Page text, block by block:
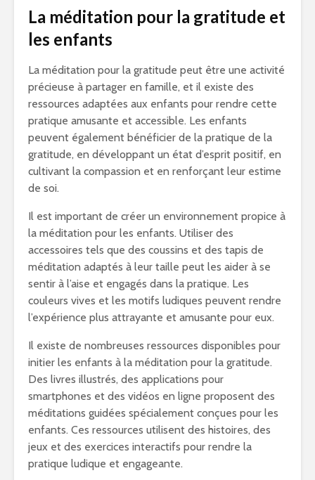
La méditation pour la gratitude et
les enfants
La méditation pour la gratitude peut être une activité
précieuse à partager en famille, et il existe des
ressources adaptées aux enfants pour rendre cette
pratique amusante et accessible. Les enfants
peuvent également bénéficier de la pratique de la
gratitude, en développant un état d’esprit positif, en
cultivant la compassion et en renforçant leur estime
de soi.
Il est important de créer un environnement propice à
la méditation pour les enfants. Utiliser des
accessoires tels que des coussins et des tapis de
méditation adaptés à leur taille peut les aider à se
sentir à l’aise et engagés dans la pratique. Les
couleurs vives et les motifs ludiques peuvent rendre
l’expérience plus attrayante et amusante pour eux.
Il existe de nombreuses ressources disponibles pour
initier les enfants à la méditation pour la gratitude.
Des livres illustrés, des applications pour
smartphones et des vidéos en ligne proposent des
méditations guidées spécialement conçues pour les
enfants. Ces ressources utilisent des histoires, des
jeux et des exercices interactifs pour rendre la
pratique ludique et engageante.